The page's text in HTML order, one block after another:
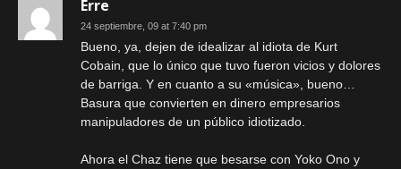
Erre
24 septiembre, 09 at 7:40 pm
Bueno, ya, dejen de idealizar al idiota de Kurt
Cobain, que lo único que tuvo fueron vicios y dolores
de barriga. Y en cuanto a su «música», bueno…
Basura que convierten en dinero empresarios
manipuladores de un público idiotizado.
Ahora el Chaz tiene que besarse con Yoko Ono y